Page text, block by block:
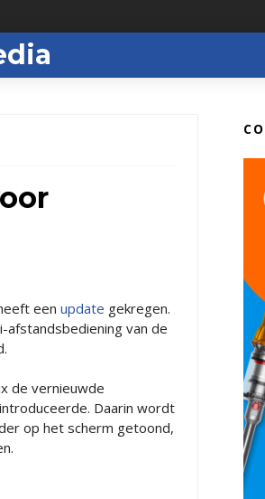
een update gekregen.
afstandsbediening van de
de vernieuwde
Daarin wordt
op het scherm getoond,